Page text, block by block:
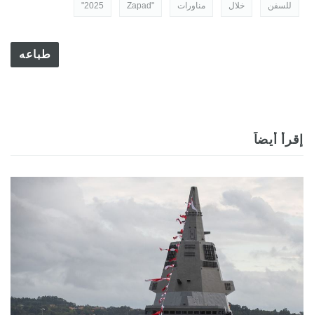
للسفن خلال مناورات "Zapad
2025"
طباعه
إقرأ أيضاً